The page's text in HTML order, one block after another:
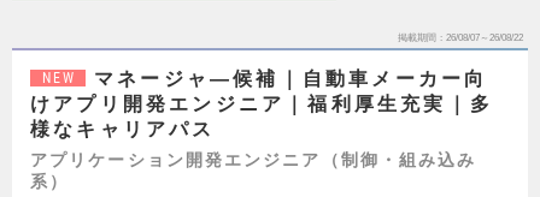
掲載期間 26/08/07～26/08/22
NEW
マネージャ―候補｜自動車メーカー向
けアプリ開発エンジニア｜福利厚生充実｜多
様なキャリアパス
アプリケーション開発エンジニア（制御・組み込み
系）